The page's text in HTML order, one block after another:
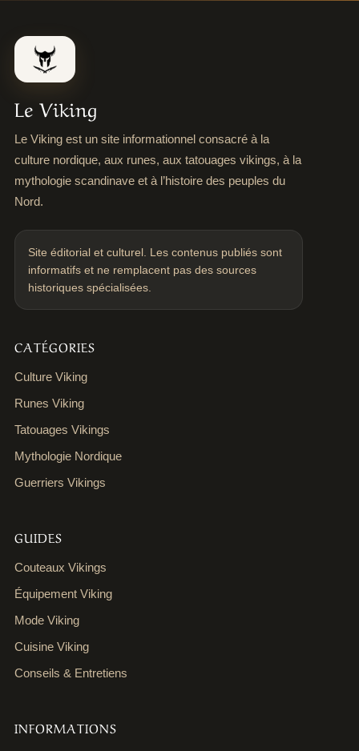
Le Viking
Le Viking est un site informationnel consacré à la
culture nordique, aux runes, aux tatouages vikings, à la
mythologie scandinave et à l’histoire des peuples du
Nord.
Site éditorial et culturel. Les contenus publiés sont
informatifs et ne remplacent pas des sources
historiques spécialisées.
CATÉGORIES
Culture Viking
Runes Viking
Tatouages Vikings
Mythologie Nordique
Guerriers Vikings
GUIDES
Couteaux Vikings
Équipement Viking
Mode Viking
Cuisine Viking
Conseils & Entretiens
INFORMATIONS